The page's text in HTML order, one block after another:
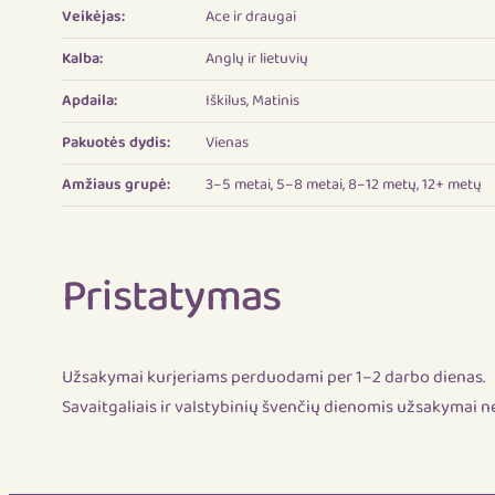
Veikėjas:
Ace ir draugai
Kalba:
Anglų ir lietuvių
Apdaila:
Iškilus, Matinis
Pakuotės dydis:
Vienas
Amžiaus grupė:
3–5 metai, 5–8 metai, 8–12 metų, 12+ metų
Pristatymas
Užsakymai kurjeriams perduodami per 1–2 darbo dienas.
Savaitgaliais ir valstybinių švenčių dienomis užsakymai